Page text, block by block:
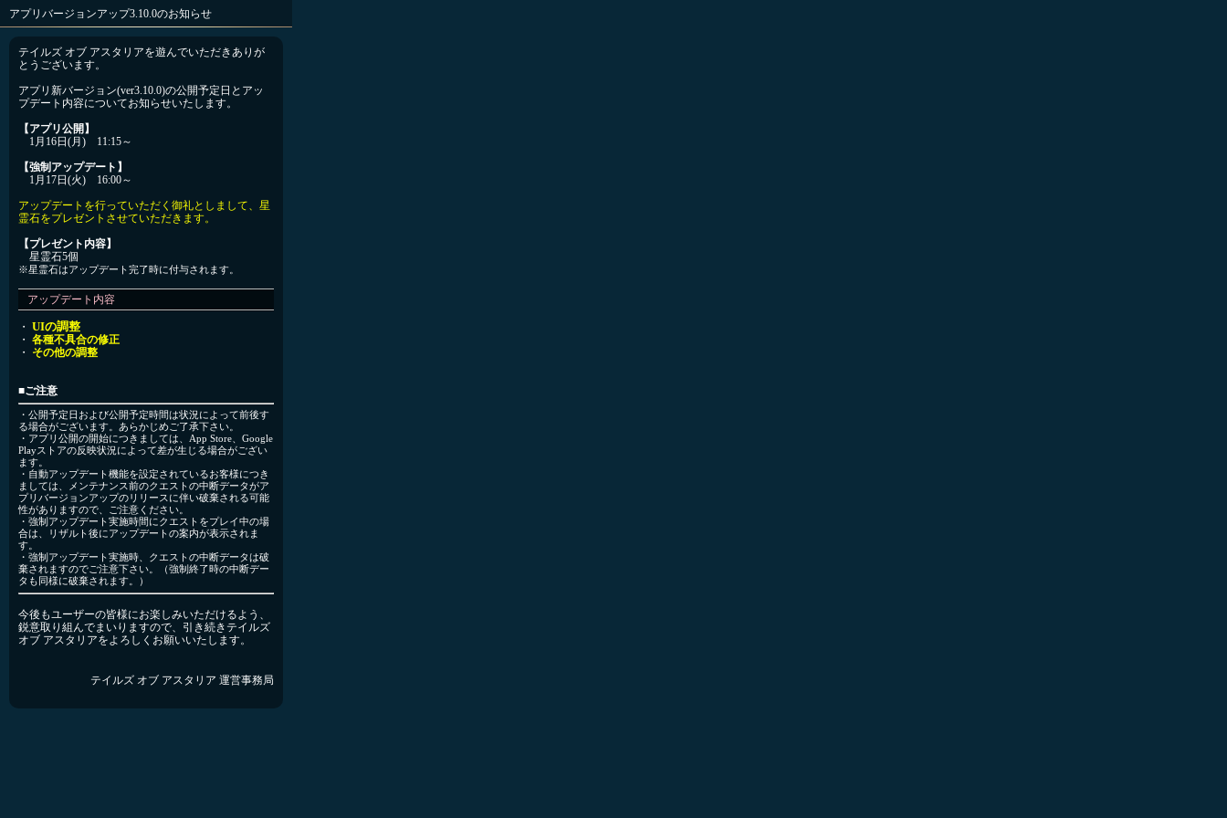
アプリバージョンアップ3.10.0のお知らせ
テイルズ オブ アスタリアを遊んでいただきありが
とうございます。
アプリ新バージョン(ver3.10.0)の公開予定日とアッ
プデート内容についてお知らせいたします。
【アプリ公開】
1月16日(月) 11:15～
【強制アップデート】
1月17日(火) 16:00～
アップデートを行っていただく御礼としまして、星
霊石をプレゼントさせていただきます。
【プレゼント内容】
星霊石5個
※星霊石はアップデート完了時に付与されます。
アップデート内容
・ UIの調整
・ 各種不具合の修正
・ その他の調整
■ご注意
・公開予定日および公開予定時間は状況によって前後す
る場合がございます。あらかじめご了承下さい。
・アプリ公開の開始につきましては、App Store、Google
Playストアの反映状況によって差が生じる場合がござい
ます。
・自動アップデート機能を設定されているお客様につき
ましては、メンテナンス前のクエストの中断データがア
プリバージョンアップのリリースに伴い破棄される可能
性がありますので、ご注意ください。
・強制アップデート実施時間にクエストをプレイ中の場
合は、リザルト後にアップデートの案内が表示されま
す。
・強制アップデート実施時、クエストの中断データは破
棄されますのでご注意下さい。（強制終了時の中断デー
タも同様に破棄されます。）
今後もユーザーの皆様にお楽しみいただけるよう、
鋭意取り組んでまいりますので、引き続きテイルズ
オブ アスタリアをよろしくお願いいたします。
テイルズ オブ アスタリア 運営事務局